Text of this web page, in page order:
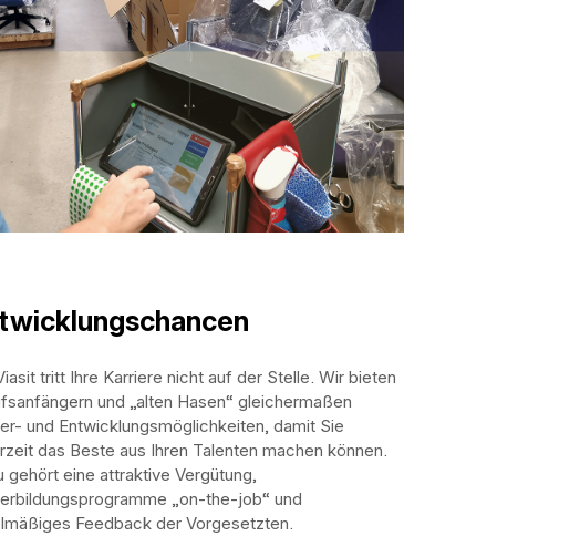
tritt Ihre Karriere nicht auf der Stelle. Wir bieten
und „alten Hasen“ gleichermaßen
und Entwicklungsmöglichkeiten, damit Sie
das Beste aus Ihren Talenten machen können.
gehört eine attraktive Vergütung,
„on-the-job“ und
Feedback der Vorgesetzten.